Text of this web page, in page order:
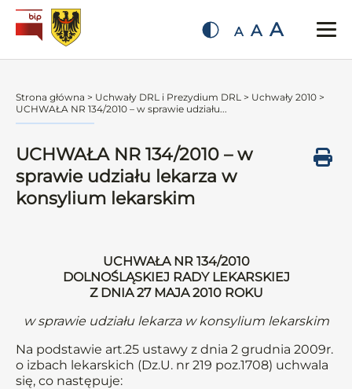
A A A
Strona główna > Uchwały DRL i Prezydium DRL > Uchwały 2010 >
UCHWAŁA NR 134/2010 – w sprawie udziału...
UCHWAŁA NR 134/2010 – w
sprawie udziału lekarza w
konsylium lekarskim
UCHWAŁA NR 134/2010
DOLNOŚLĄSKIEJ RADY LEKARSKIEJ
Z DNIA 27 MAJA 2010 ROKU
w sprawie udziału lekarza w konsylium lekarskim
Na podstawie art.25 ustawy z dnia 2 grudnia 2009r.
o izbach lekarskich (Dz.U. nr 219 poz.1708) uchwala
się, co następuje: